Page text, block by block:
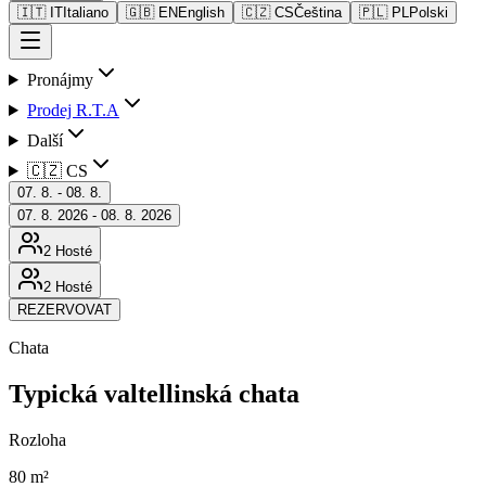
🇮🇹 IT Italiano 🇬🇧 EN English 🇨🇿 CSČeština 🇵🇱 PLPolski
Pronájmy
Prodej R.T.A
Další
🇨🇿 CS
07. 8. - 08. 8.
07. 8. 2026 - 08. 8. 2026
2 Hosté
2 Hosté
REZERVOVAT
Chata
Typická valtellinská chata
Rozloha
80 m²